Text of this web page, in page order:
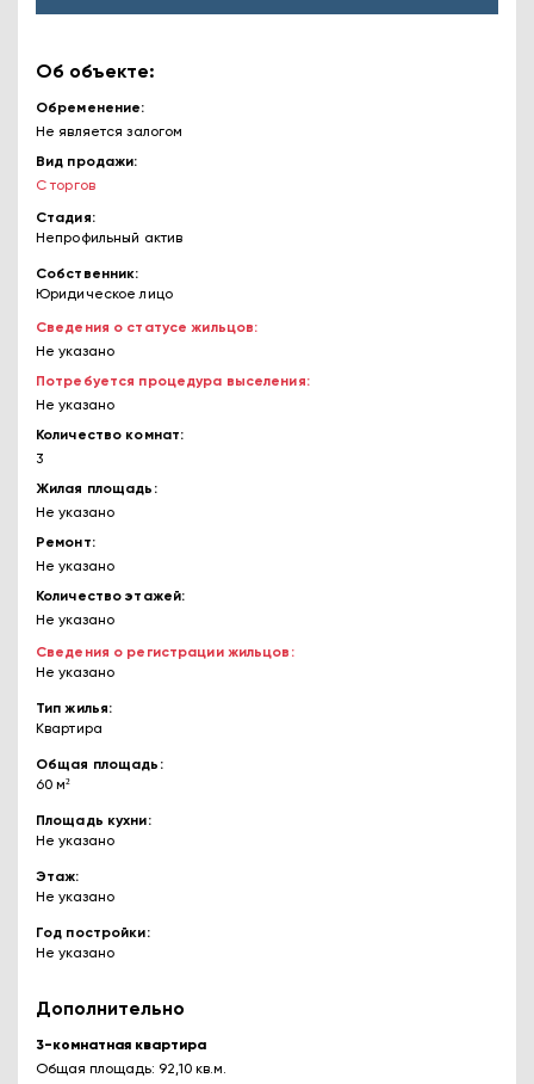
Об объекте:
Обременение
Не является залогом
Вид продажи
С торгов
Стадия
Непрофильный актив
Собственник
Юридическое лицо
Сведения о статусе жильцов
Не указано
Потребуется процедура выселения
Не указано
Количество комнат
3
Жилая площадь
Не указано
Ремонт
Не указано
Количество этажей
Не указано
Сведения о регистрации жильцов
Не указано
Тип жилья
Квартира
Общая площадь
60 м²
Площадь кухни
Не указано
Этаж
Не указано
Год постройки
Не указано
Дополнительно
3-комнатная квартира
Общая площадь: 92,10 кв.м.